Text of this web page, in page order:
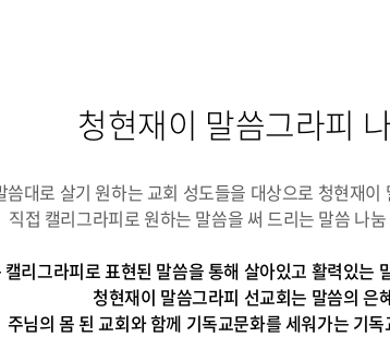
청현재이 말씀그라피
씀대로 살기 원하는 교회 성도들을 대상으로 청현재
직접 캘리그라피로 원하는 말씀을 써 드리는 말씀 나
리그라피로 표현된 말씀을 통해 살아있고 활력있는
청현재이 말씀그라피 선교회는 말씀의 은
주님의 몸 된 교회와 함께 기독교문화를 세워가는 기